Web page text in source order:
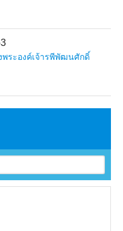
ระองค์เจ้ารพีพัฒนศักดิ์